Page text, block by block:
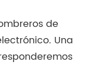
de
Una